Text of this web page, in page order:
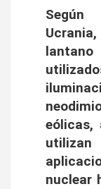
eólicas,
nuclear